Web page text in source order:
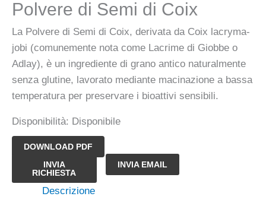
Polvere di Semi di Coix
La Polvere di Semi di Coix, derivata da Coix lacryma-
jobi (comunemente nota come Lacrime di Giobbe o
Adlay), è un ingrediente di grano antico naturalmente
senza glutine, lavorato mediante macinazione a bassa
temperatura per preservare i bioattivi sensibili.
Disponibilità: Disponibile
DOWNLOAD PDF
PolvereINVIA
RICHIESTA
INVIA EMAIL
Descrizione